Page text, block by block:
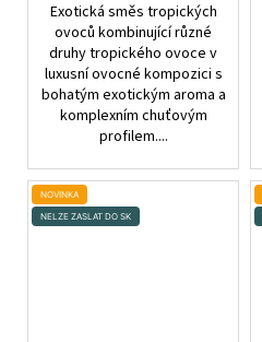
Exotická směs tropických
ovoců kombinující různé
druhy tropického ovoce v
luxusní ovocné kompozici s
bohatým exotickým aroma a
komplexním chuťovým
profilem....
NOVINKA
NELZE ZASLAT DO SK